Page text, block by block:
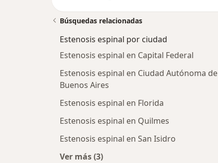
Búsquedas relacionadas
Estenosis espinal por ciudad
Estenosis espinal en Capital Federal
Estenosis espinal en Ciudad Autónoma de
Buenos Aires
Estenosis espinal en Florida
Estenosis espinal en Quilmes
Estenosis espinal en San Isidro
Ver más (3)